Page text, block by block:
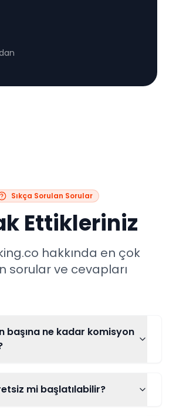
Sıkça Sorulan Sorular
Ettikleriniz
hakkında en çok
sorular ve cevapları
başına ne kadar komisyon
mi başlatılabilir?